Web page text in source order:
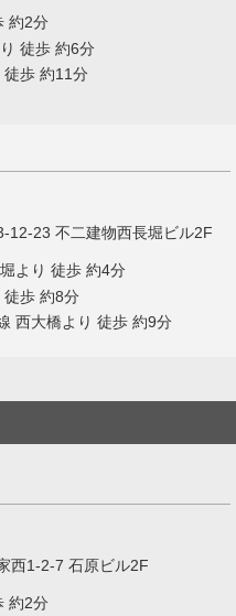
約2分
徒歩 約6分
徒歩 約11分
12-23 不二建物西長堀ビル2F
より 徒歩 約4分
徒歩 約8分
西大橋より 徒歩 約9分
西1-2-7 石原ビル2F
約2分